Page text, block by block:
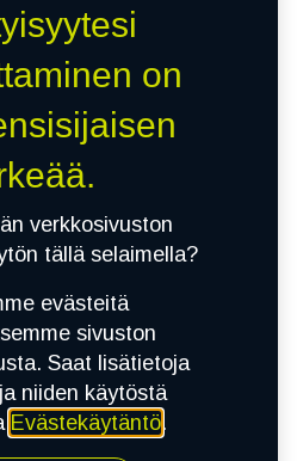
on
verkkosivuston
tällä selaimella?
evästeitä
sivuston
Saat lisätietoja
niiden käytöstä
Evästekäytäntö.